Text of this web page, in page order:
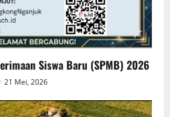
Siswa Baru (SPMB) 2026
21 Mei, 2026